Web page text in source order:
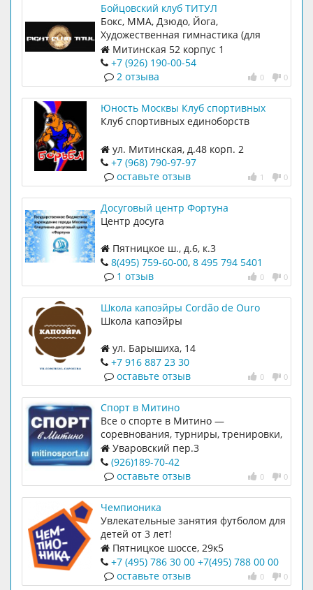
Бойцовский клуб ТИТУЛ
Бокс, ММА, Дзюдо, Йога,
Художественная гимнастика (для
девочек от 4-х лет)
Митинская 52 корпус 1
+7 (926) 190-00-54
0 0
2 отзыва
Юность Москвы Клуб спортивных
единоборств
Клуб спортивных единоборств
ул. Митинская, д.48 корп. 2
+7 (968) 790-97-97
1 0
оставьте отзыв
Досуговый центр Фортуна
Центр досуга
Пятницкое ш., д.6, к.3
8(495) 759-60-00, 8 495 794 5401
0 0
1 отзыв
Школа капоэйры Cordão de Ouro
Школа капоэйры
ул. Барышиха, 14
+7 916 887 23 30
0 0
оставьте отзыв
Спорт в Митино
Все о спорте в Митино —
соревнования, турниры, тренировки,
спортивные секции и ПОДАРКИ от
наших
Уваровский пер.3
(926)189-70-42
0 0
оставьте отзыв
Чемпионика
Увлекательные занятия футболом для
детей от 3 лет!
Пятницкое шоссе, 29к5
+7 (495) 786 30 00 +7(495) 788 00 00
0 0
оставьте отзыв